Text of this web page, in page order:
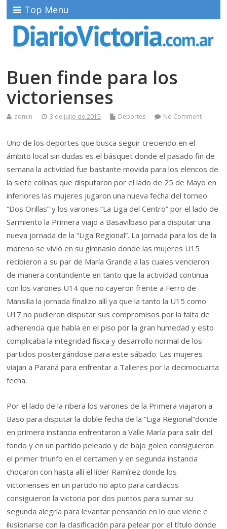
Top Menu
Buen finde para los
victorienses
admin 3 de julio de 2015 Deportes No Comment
Uno de los deportes que busca seguir creciendo en el
ámbito local sin dudas es el básquet donde el pasado fin de
semana la actividad fue bastante movida para los elencos de
la siete colinas que disputaron por el lado de 25 de Mayo en
inferiores las mujeres jugaron una nueva fecha del torneo
“Dos Orillas” y los varones “La Liga del Centro” por el lado de
Sarmiento la Primera viajo a Basavilbaso para disputar una
nueva jornada de la “Liga Regional”. La jornada para los de la
moreno se vivió en su gimnasio donde las mujeres U15
recibieron a su par de María Grande a las cuales vencieron
de manera contundente en tanto que la actividad continua
con los varones U14 que no cayeron frente a Ferro de
Mansilla la jornada finalizo allí ya que la tanto la U15 como
U17 no pudieron disputar sus compromisos por la falta de
adherencia que había en el piso por la gran humedad y esto
complicaba la integridad física y desarrollo normal de los
partidos postergándose para este sábado. Las mujeres
viajan a Paraná para enfrentar a Talleres por la decimocuarta
fecha.
Por el lado de la ribera los varones de la Primera viajaron a
Baso para disputar la doble fecha de la “Liga Regional”donde
en primera instancia enfrentaron a Valle María para salir del
fondo y en un partido peleado y de bajo goleo consiguieron
el primer triunfo en el certamen y en segunda instancia
chocaron con hasta allí el líder Ramírez donde los
victorienses en un partido no apto para cardiacos
consiguieron la victoria por dos puntos para sumar su
segunda alegría para levantar pensando en lo que viene e
ilusionarse con la clasificación para pelear por el título donde